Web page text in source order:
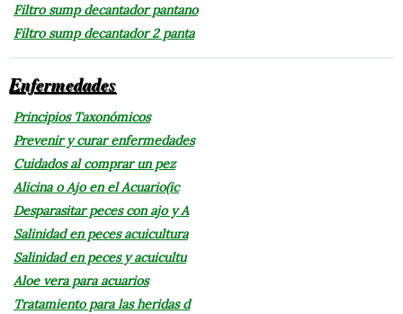
Filtro sump decantador pantano
Filtro sump decantador 2 panta
Enfermedades
Principios Taxonómicos
Prevenir y curar enfermedades
Cuidados al comprar un pez
Alicina o Ajo en el Acuario(ic
Desparasitar peces con ajo y A
Salinidad en peces acuicultura
Salinidad en peces y acuicultu
Aloe vera para acuarios
Tratamiento para las heridas d